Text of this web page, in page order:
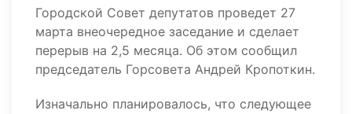
Городской Совет депутатов проведет 27
марта внеочередное заседание и сделает
перерыв на 2,5 месяца. Об этом сообщил
председатель Горсовета Андрей Кропоткин.
Изначально планировалось, что следующее